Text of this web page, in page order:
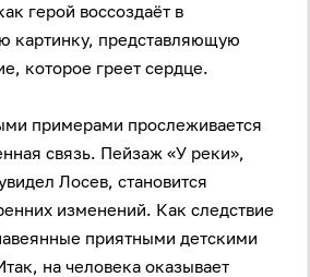
герой воссоздаёт в
картинку, представляющую
которое греет сердце.
примерами прослеживается
связь. Пейзаж «У реки»,
Лосев, становится
изменений. Как следствие
приятными детскими
на человека оказывает